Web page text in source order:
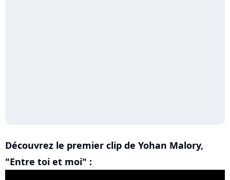
Découvrez le premier clip de Yohan Malory,
"Entre toi et moi" :